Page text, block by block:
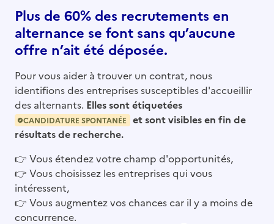
Plus de 60% des recrutements en
alternance se font sans qu’aucune
offre n’ait été déposée.
Pour vous aider à trouver un contrat, nous
identifions des entreprises susceptibles d'accueillir
des alternants. Elles sont étiquetées
CANDIDATURE SPONTANÉE
et sont visibles en fin de
résultats de recherche.
👉 Vous étendez votre champ d'opportunités,
👉 Vous choisissez les entreprises qui vous
intéressent,
👉 Vous augmentez vos chances car il y a moins de
concurrence.